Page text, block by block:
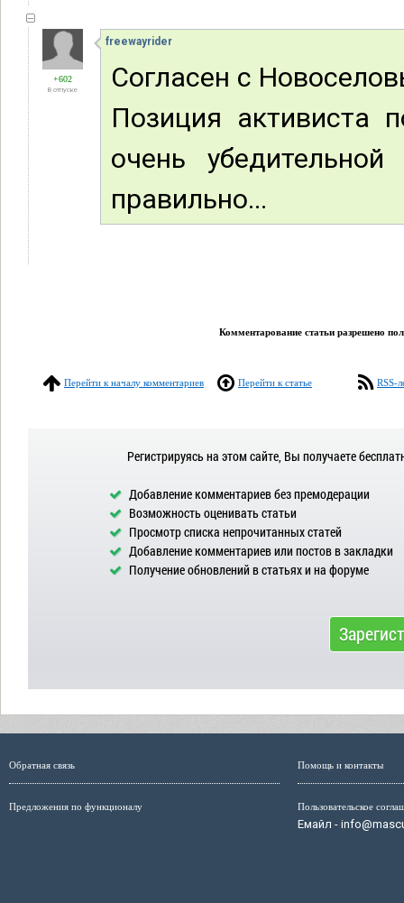
+602
В отпуске
freewayrider
Согласен с
Позиция активиста
очень
правильно...
Комментарование статьи разрешено
Перейти к началу комментариев Перейти к статье RSS-
Регистрируясь на этом сайте, Вы получаете
Добавление комментариев без премодерации
Возможность оценивать статьи
Просмотр списка непрочитанных статей
Добавление комментариев или постов в закладки
Получение обновлений в статьях и на форуме
Обратная связь
Предложения по функционалу
Помощь и контакты
Пользовательское
Емайл -